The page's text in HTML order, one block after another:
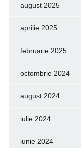
august 2025
aprilie 2025
februarie 2025
octombrie 2024
august 2024
iulie 2024
iunie 2024